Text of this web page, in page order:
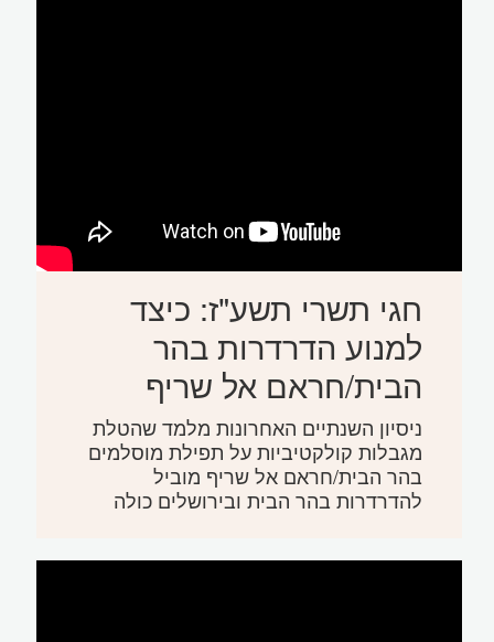
חגי תשרי תשע"ז: כיצד
למנוע הדרדרות בהר
הבית/חראם אל שריף
ניסיון השנתיים האחרונות מלמד שהטלת
מגבלות קולקטיביות על תפילת מוסלמים
בהר הבית/חראם אל שריף מוביל
להדרדרות בהר הבית ובירושלים כולה